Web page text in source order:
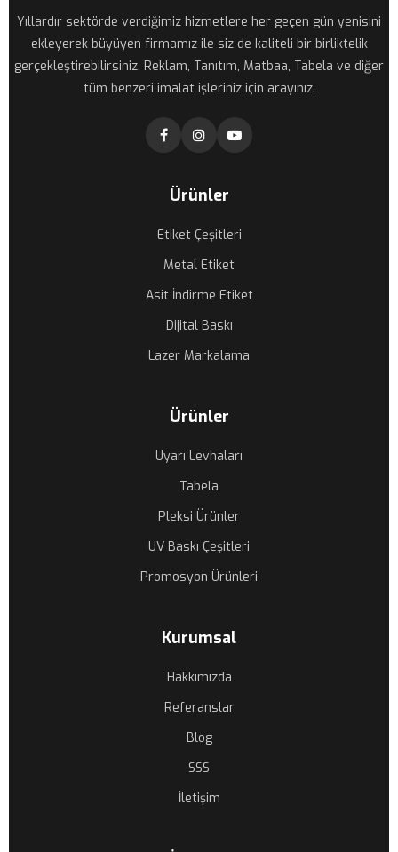
Yıllardır sektörde verdiğimiz hizmetlere her geçen gün yenisini
ekleyerek büyüyen firmamız ile siz de kaliteli bir birliktelik
gerçekleştirebilirsiniz. Reklam, Tanıtım, Matbaa, Tabela ve diğer
tüm benzeri imalat işleriniz için arayınız.
Ürünler
Etiket Çeşitleri
Metal Etiket
Asit İndirme Etiket
Dijital Baskı
Lazer Markalama
Ürünler
Uyarı Levhaları
Tabela
Pleksi Ürünler
UV Baskı Çeşitleri
Promosyon Ürünleri
Kurumsal
Hakkımızda
Referanslar
Blog
SSS
İletişim